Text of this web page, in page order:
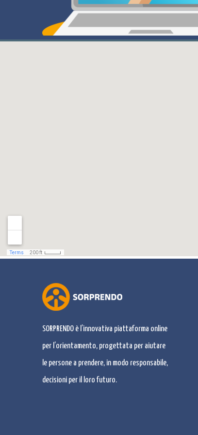
SORPRENDO è l’innovativa piattaforma online
per l’orientamento, progettata per aiutare
le persone a prendere, in modo responsabile,
decisioni per il loro futuro.